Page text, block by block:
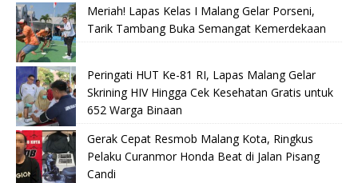
Meriah! Lapas Kelas I Malang Gelar Porseni,
Tarik Tambang Buka Semangat Kemerdekaan
Peringati HUT Ke-81 RI, Lapas Malang Gelar
Skrining HIV Hingga Cek Kesehatan Gratis untuk
652 Warga Binaan
Gerak Cepat Resmob Malang Kota, Ringkus
Pelaku Curanmor Honda Beat di Jalan Pisang
Candi